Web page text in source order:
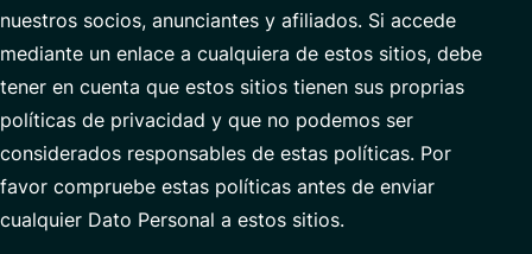
nuestros socios, anunciantes y afiliados. Si accede
mediante un enlace a cualquiera de estos sitios, debe
tener en cuenta que estos sitios tienen sus proprias
políticas de privacidad y que no podemos ser
considerados responsables de estas políticas. Por
favor compruebe estas políticas antes de enviar
cualquier Dato Personal a estos sitios.